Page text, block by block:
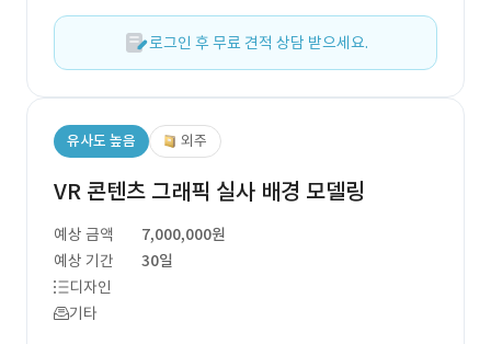
로그인 후 무료 견적 상담 받으세요.
유사도 높음 외주
VR 콘텐츠 그래픽 실사 배경 모델링
예상 금액
7,000,000원
예상 기간
30일
디자인
기타